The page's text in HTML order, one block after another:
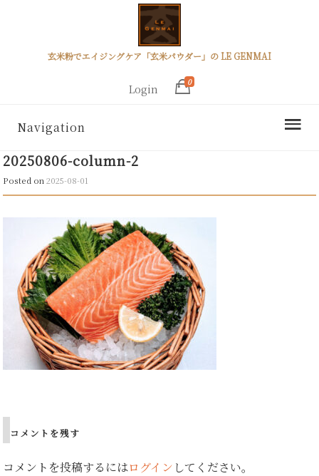
玄米粉でエイジングケア「玄米パウダー」の LE GENMAI
Login
0
Navigation
20250806-column-2
Posted on2025-08-01
コメントを残す
コメントを投稿するにはログイン してください。